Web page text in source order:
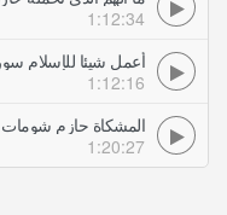
1:12:34
أعمل شيئا للإسلام
1:12:16
المشكاة حازم شومات
1:20:27